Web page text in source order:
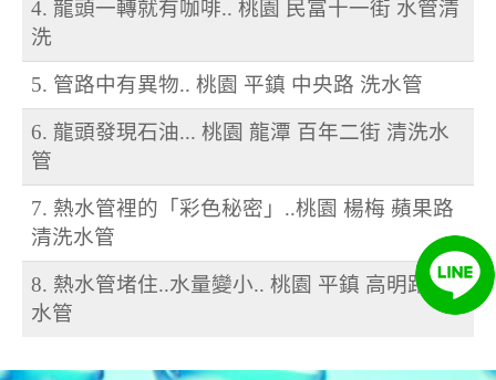
4. 龍頭一轉就有咖啡.. 桃園 民富十一街 水管清
洗
5. 管路中有異物.. 桃園 平鎮 中央路 洗水管
6. 龍頭發現石油... 桃園 龍潭 百年二街 清洗水
管
7. 熱水管裡的「彩色秘密」..桃園 楊梅 蘋果路
清洗水管
8. 熱水管堵住..水量變小.. 桃園 平鎮 高明路 洗
水管